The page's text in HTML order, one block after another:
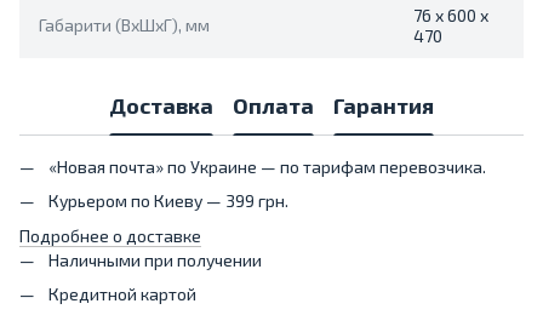
Габарити (ВхШхГ), мм
76 х 600 х
470
Доставка Оплата Гарантия
«Новая почта» по Украине — по тарифам перевозчика.
Курьером по Киеву — 399 грн.
Подробнее о доставке
Наличными при получении
Кредитной картой